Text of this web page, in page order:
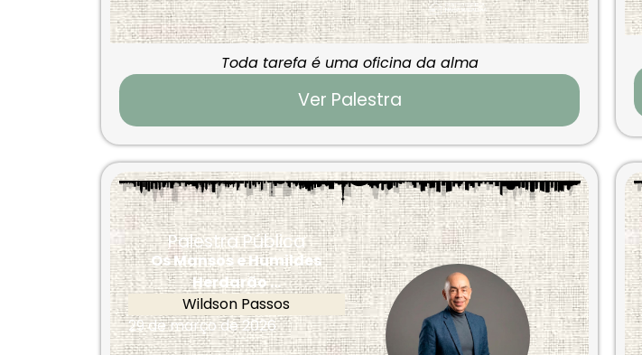
Toda tarefa é uma oficina da alma
Ver Palestra
Palestra Pública
Os Mansos e Humildes
Herdarão ...
Wildson Passos
29 de março de 2026